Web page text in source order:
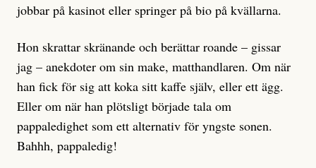
jobbar på kasinot eller springer på bio på kvällarna.
Hon skrattar skränande och berättar roande – gissar
jag – anekdoter om sin make, matthandlaren. Om när
han fick för sig att koka sitt kaffe själv, eller ett ägg.
Eller om när han plötsligt började tala om
pappaledighet som ett alternativ för yngste sonen.
Bahhh, pappaledig!